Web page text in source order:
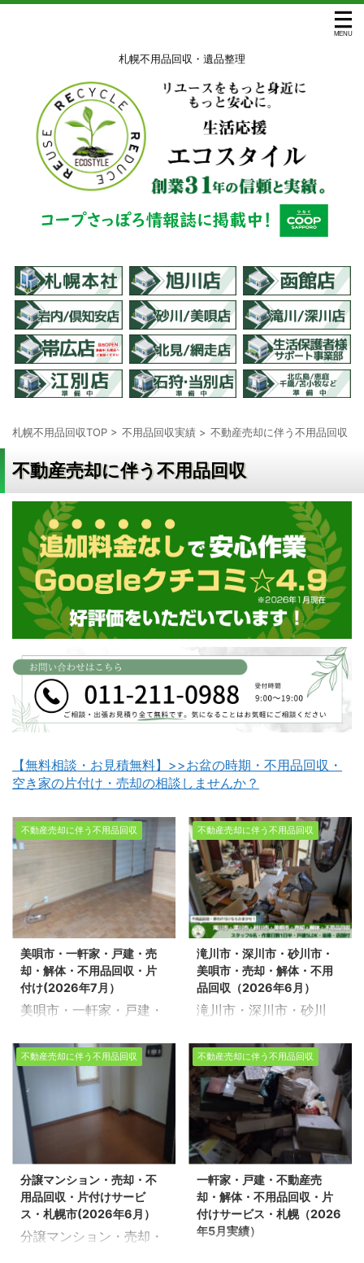
札幌不用品回収・遺品整理
札幌不用品回収TOP > 不用品回収実績 > 不動産売却に伴う不用品回収
不動産売却に伴う不用品回収
【無料相談・お見積無料】>>お盆の時期・不用品回収・
空き家の片付け・売却の相談しませんか？
不動産売却に伴う不用品回収
美唄市・一軒家・戸建・売
却・解体・不用品回収・片
付け(2026年7月）
美唄市・一軒家・戸建・
収・片付け(2026年7
月） 生活応援エコスタイ
ルでは不用品回収・遺品
整理・家の片付けを行っ
ております。 今回は、美
唄市で売却に伴う戸建の
不用品回収をさせて頂き
ました。 ※スタッフ5名/
作業日数2日半/一軒家
5LDK・車庫 不動産売却
物件の整理や不用品回
不動産売却に伴う不用品回収
滝川市・深川市・砂川市・
美唄市・売却・解体・不用
品回収（2026年6月）
滝川市・深川市・砂川
体・不用品回収（2026
年6月） 生活応援エコス
タイルでは不用品回収・
遺品整理・家の片付けを
行っております。 今回
は、滝川市で売却に伴う
不用品回収をさせて頂き
ました。 ※スタッフ6
名・作業日数1日半・戸
建5LDK・車庫・店舗付
不動産売却に伴う不用品回収
分譲マンション・売却・不
用品回収・片付けサービ
ス・札幌市(2026年6月）
分譲マンション・売却・
不動産売却に伴う不用品回収
一軒家・戸建・不動産売
却・解体・不用品回収・片
付けサービス・札幌（2026
年5月実績）